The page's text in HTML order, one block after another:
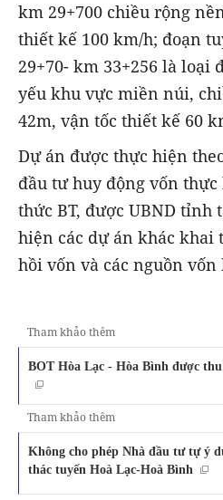
km 29+700 chiều rộng
thiết kế 100 km/h; đoạn
29+70- km 33+256 là loại
yếu khu vực miền núi,
42m, vận tốc thiết kế 60
Dự án được thực hiện
đầu tư huy động vốn
thức BT, được UBND tỉnh
hiện các dự án khác khai
hồi vốn và các nguồn vốn
Tham khảo thêm
BOT Hòa Lạc - Hòa Bình được
Tham khảo thêm
Không cho phép Nhà đầu tư tự ý
thác tuyến Hoà Lạc-Hoà Bình